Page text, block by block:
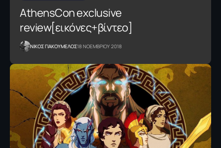
AthensCon exclusive
review[εικόνες+βίντεο]
NΙΚΟΣ ΓΙΑΚΟΥΜΕΛΟΣ18 ΝΟΕΜΒΡΙΟΥ 2018